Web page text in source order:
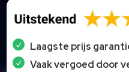
Laagste prijs
Vaak vergoed door